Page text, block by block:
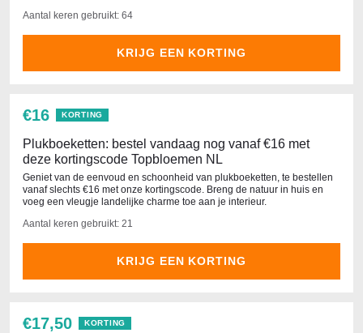
Aantal keren gebruikt: 64
KRIJG EEN KORTING
€16 KORTING
Plukboeketten: bestel vandaag nog vanaf €16 met
deze kortingscode Topbloemen NL
Geniet van de eenvoud en schoonheid van plukboeketten, te bestellen
vanaf slechts €16 met onze kortingscode. Breng de natuur in huis en
voeg een vleugje landelijke charme toe aan je interieur.
Aantal keren gebruikt: 21
KRIJG EEN KORTING
€17,50 KORTING